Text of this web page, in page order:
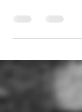
pequenas